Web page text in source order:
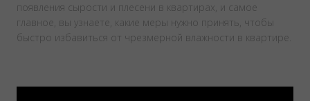
появления сырости и плесени в квартирах, и самое
главное, вы узнаете, какие меры нужно принять, чтобы
быстро избавиться от чрезмерной влажности в квартире.